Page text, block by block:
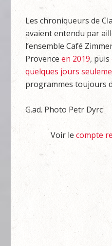
Les chroniqueurs de
avaient entendu par
l’ensemble Café
Provenceen 2019, puis
quelques jours
programmes toujours
G.ad. Photo Petr Dyrc
Voir le compte